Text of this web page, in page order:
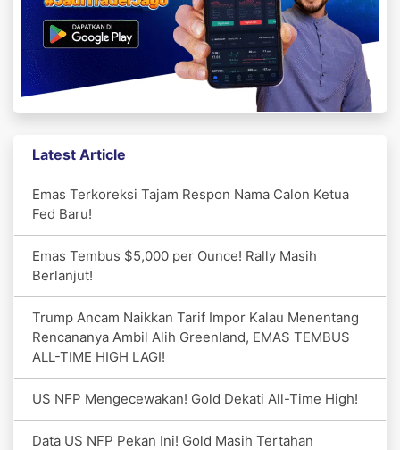
Latest Article
Emas Terkoreksi Tajam Respon Nama Calon Ketua
Fed Baru!
Emas Tembus $5,000 per Ounce! Rally Masih
Berlanjut!
Trump Ancam Naikkan Tarif Impor Kalau Menentang
Rencananya Ambil Alih Greenland, EMAS TEMBUS
ALL-TIME HIGH LAGI!
US NFP Mengecewakan! Gold Dekati All-Time High!
Data US NFP Pekan Ini! Gold Masih Tertahan